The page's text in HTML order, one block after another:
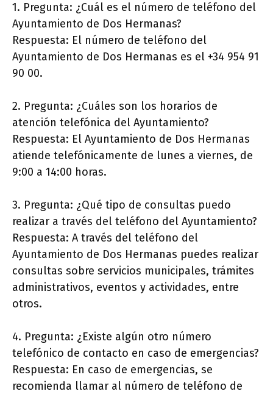
1. Pregunta: ¿Cuál es el número de teléfono del
Ayuntamiento de Dos Hermanas?
Respuesta: El número de teléfono del
Ayuntamiento de Dos Hermanas es el +34 954 91
90 00.
2. Pregunta: ¿Cuáles son los horarios de
atención telefónica del Ayuntamiento?
Respuesta: El Ayuntamiento de Dos Hermanas
atiende telefónicamente de lunes a viernes, de
9:00 a 14:00 horas.
3. Pregunta: ¿Qué tipo de consultas puedo
realizar a través del teléfono del Ayuntamiento?
Respuesta: A través del teléfono del
Ayuntamiento de Dos Hermanas puedes realizar
consultas sobre servicios municipales, trámites
administrativos, eventos y actividades, entre
otros.
4. Pregunta: ¿Existe algún otro número
telefónico de contacto en caso de emergencias?
Respuesta: En caso de emergencias, se
recomienda llamar al número de teléfono de